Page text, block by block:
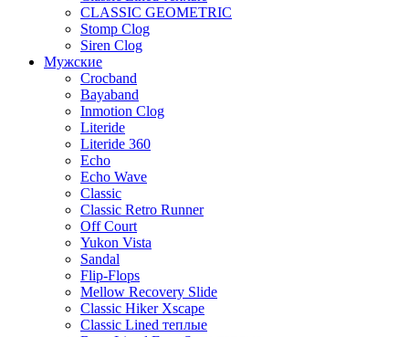
CLASSIC GEOMETRIC
Stomp Clog
Siren Clog
Мужские
Crocband
Bayaband
Inmotion Clog
Literide
Literide 360
Echo
Echo Wave
Classic
Classic Retro Runner
Off Court
Yukon Vista
Sandal
Flip-Flops
Mellow Recovery Slide
Classic Hiker Xscape
Classic Lined теплые